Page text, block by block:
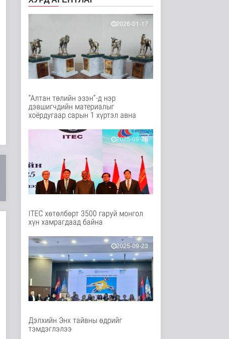
аюулгүй орчинд
Нийгэм
12 цаг 34 минутын өмнө
“COP Time”-ийн
өргөтгөсөн хуралдаан
Байгаль орчин
13 цаг 41 минутын өмнө
метр урт гүүр барьж
байна
13 цаг 56 минутын өмнө
Төслийн эхний 87 км-
ээс цааш үргэлжлэх
хэсгүүдэд..
13 цаг 7 минутын өмнө
аас сар бүр 12-15
мянган тонн..
Улс төр
13 цаг 13 минутын өмнө
Газар чөлөөлөлт, нөхөн
олговрын асуудлыг
хуулийн..
13 цаг 16 минутын өмнө
2026-01-17
“Алтан төлийн эзэн”-д нэр
дэвшигчдийн материалыг
хоёрдугаар сарын 1 хүртэл авна
2025-09-26
ITEC хөтөлбөрт 3500 гаруй монгол
хүн хамрагдаад байна
2025-09-23
Дэлхийн Энх тайвны өдрийг
тэмдэглэлээ